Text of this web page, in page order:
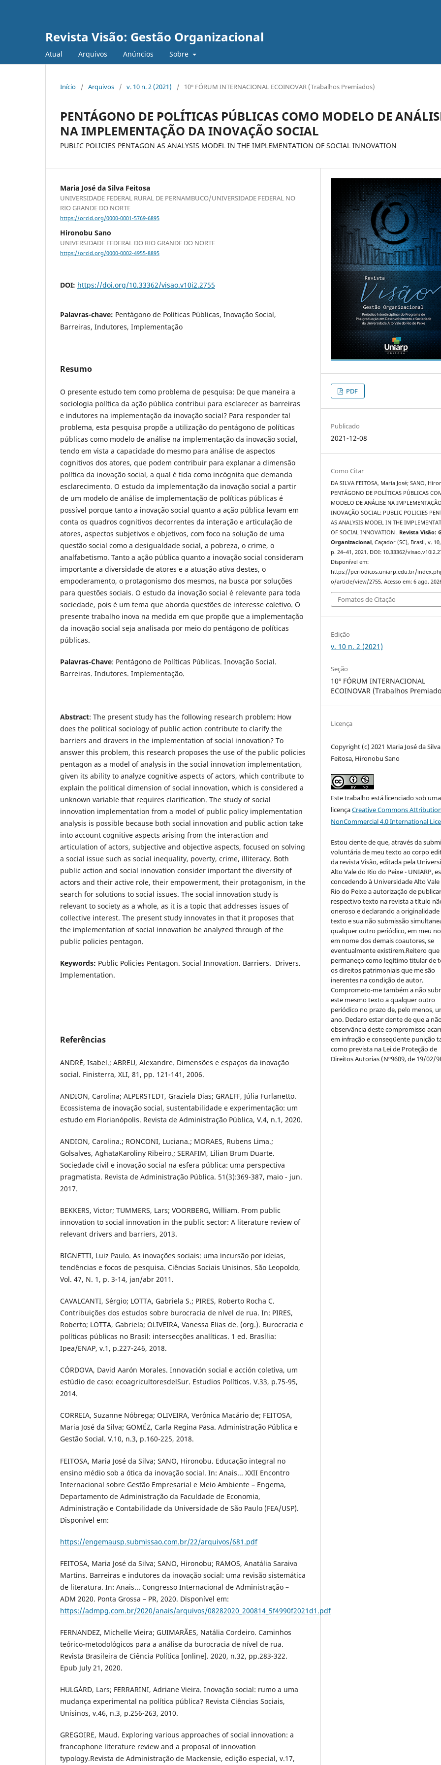
Revista Visão: Gestão Organizacional
Atual Arquivos Anúncios Sobre
Início / Arquivos / v. 10 n. 2 (2021) / 10º FÓRUM INTERNACIONAL ECOINOVAR (Trabalhos Premiados)
PENTÁGONO DE POLÍTICAS PÚBLICAS COMO MODELO DE
NA IMPLEMENTAÇÃO DA INOVAÇÃO SOCIAL
PUBLIC POLICIES PENTAGON AS ANALYSIS MODEL IN THE IMPLEMENTATION OF SOCIAL INNOVATION
Maria José da Silva Feitosa
UNIVERSIDADE FEDERAL RURAL DE PERNAMBUCO/UNIVERSIDADE FEDERAL NO
RIO GRANDE DO NORTE
https://orcid.org/0000-0001-5769-6895
Hironobu Sano
UNIVERSIDADE FEDERAL DO RIO GRANDE DO NORTE
https://orcid.org/0000-0002-4955-8895
DOI: https://doi.org/10.33362/visao.v10i2.2755
Palavras-chave: Pentágono de Políticas Públicas, Inovação Social,
Barreiras, Indutores, Implementação
Resumo
O presente estudo tem como problema de pesquisa: De que maneira a
sociologia política da ação pública contribui para esclarecer as barreiras
e indutores na implementação da inovação social? Para responder tal
problema, esta pesquisa propõe a utilização do pentágono de políticas
públicas como modelo de análise na implementação da inovação social,
tendo em vista a capacidade do mesmo para análise de aspectos
cognitivos dos atores, que podem contribuir para explanar a dimensão
política da inovação social, a qual é tida como incógnita que demanda
esclarecimento. O estudo da implementação da inovação social a partir
de um modelo de análise de implementação de políticas públicas é
possível porque tanto a inovação social quanto a ação pública levam em
conta os quadros cognitivos decorrentes da interação e articulação de
atores, aspectos subjetivos e objetivos, com foco na solução de uma
questão social como a desigualdade social, a pobreza, o crime, o
analfabetismo. Tanto a ação pública quanto a inovação social consideram
importante a diversidade de atores e a atuação ativa destes, o
empoderamento, o protagonismo dos mesmos, na busca por soluções
para questões sociais. O estudo da inovação social é relevante para toda
sociedade, pois é um tema que aborda questões de interesse coletivo. O
presente trabalho inova na medida em que propõe que a implementação
da inovação social seja analisada por meio do pentágono de políticas
públicas.
Palavras-Chave: Pentágono de Políticas Públicas. Inovação Social.
Barreiras. Indutores. Implementação.
Abstract: The present study has the following research problem: How
does the political sociology of public action contribute to clarify the
barriers and dravers in the implementation of social innovation? To
answer this problem, this research proposes the use of the public policies
pentagon as a model of analysis in the social innovation implementation,
given its ability to analyze cognitive aspects of actors, which contribute to
explain the political dimension of social innovation, which is considered a
unknown variable that requires clarification. The study of social
innovation implementation from a model of public policy implementation
analysis is possible because both social innovation and public action take
into account cognitive aspects arising from the interaction and
articulation of actors, subjective and objective aspects, focused on solving
a social issue such as social inequality, poverty, crime, illiteracy. Both
public action and social innovation consider important the diversity of
actors and their active role, their empowerment, their protagonism, in the
search for solutions to social issues. The social innovation study is
relevant to society as a whole, as it is a topic that addresses issues of
collective interest. The present study innovates in that it proposes that
the implementation of social innovation be analyzed through of the
public policies pentagon.
Keywords: Public Policies Pentagon. Social Innovation. Barriers. Drivers.
Implementation.
Referências
ANDRÉ, Isabel.; ABREU, Alexandre. Dimensões e espaços da inovação
social. Finisterra, XLI, 81, pp. 121-141, 2006.
ANDION, Carolina; ALPERSTEDT, Graziela Dias; GRAEFF, Júlia Furlanetto.
Ecossistema de inovação social, sustentabilidade e experimentação: um
estudo em Florianópolis. Revista de Administração Pública, V.4, n.1, 2020.
ANDION, Carolina.; RONCONI, Luciana.; MORAES, Rubens Lima.;
Golsalves, AghataKaroliny Ribeiro.; SERAFIM, Lilian Brum Duarte.
Sociedade civil e inovação social na esfera pública: uma perspectiva
pragmatista. Revista de Administração Pública. 51(3):369-387, maio - jun.
2017.
BEKKERS, Victor; TUMMERS, Lars; VOORBERG, William. From public
innovation to social innovation in the public sector: A literature review of
relevant drivers and barriers, 2013.
BIGNETTI, Luiz Paulo. As inovações sociais: uma incursão por ideias,
tendências e focos de pesquisa. Ciências Sociais Unisinos. São Leopoldo,
Vol. 47, N. 1, p. 3-14, jan/abr 2011.
CAVALCANTI, Sérgio; LOTTA, Gabriela S.; PIRES, Roberto Rocha C.
Contribuições dos estudos sobre burocracia de nível de rua. In: PIRES,
Roberto; LOTTA, Gabriela; OLIVEIRA, Vanessa Elias de. (org.). Burocracia e
políticas públicas no Brasil: intersecções analíticas. 1 ed. Brasília:
Ipea/ENAP, v.1, p.227-246, 2018.
CÓRDOVA, David Aarón Morales. Innovación social e acción coletiva, um
estúdio de caso: ecoagricultoresdelSur. Estudios Políticos. V.33, p.75-95,
2014.
CORREIA, Suzanne Nóbrega; OLIVEIRA, Verônica Macário de; FEITOSA,
Maria José da Silva; GOMÉZ, Carla Regina Pasa. Administração Pública e
Gestão Social. V.10, n.3, p.160-225, 2018.
FEITOSA, Maria José da Silva; SANO, Hironobu. Educação integral no
ensino médio sob a ótica da inovação social. In: Anais... XXII Encontro
Internacional sobre Gestão Empresarial e Meio Ambiente – Engema,
Departamento de Administração da Faculdade de Economia,
Administração e Contabilidade da Universidade de São Paulo (FEA/USP).
Disponível em:
https://engemausp.submissao.com.br/22/arquivos/681.pdf
FEITOSA, Maria José da Silva; SANO, Hironobu; RAMOS, Anatália Saraiva
Martins. Barreiras e indutores da inovação social: uma revisão sistemática
de literatura. In: Anais... Congresso Internacional de Administração –
ADM 2020. Ponta Grossa – PR, 2020. Disponível em:
https://admpg.com.br/2020/anais/arquivos/08282020_200814_5f4990f2021d1.pdf
FERNANDEZ, Michelle Vieira; GUIMARÃES, Natália Cordeiro. Caminhos
teórico-metodológicos para a análise da burocracia de nível de rua.
Revista Brasileira de Ciência Política [online]. 2020, n.32, pp.283-322.
Epub July 21, 2020.
HULGÅRD, Lars; FERRARINI, Adriane Vieira. Inovação social: rumo a uma
mudança experimental na política pública? Revista Ciências Sociais,
Unisinos, v.46, n.3, p.256-263, 2010.
GREGOIRE, Maud. Exploring various approaches of social innovation: a
francophone literature review and a proposal of innovation
typology.Revista de Administração de Mackensie, edição especial, v.17,
PDF
Publicado
2021-12-08
Como Citar
DA SILVA FEITOSA, Maria José; SANO,
PENTÁGONO DE POLÍTICAS PÚBLICAS
MODELO DE ANÁLISE NA
INOVAÇÃO SOCIAL: PUBLIC POLICIES
AS ANALYSIS MODEL IN THE
OF SOCIAL INNOVATION . Revista Visão:
Organizacional, Caçador (SC), Brasil, v.
p. 24–41, 2021. DOI: 10.33362/
Disponível em:
https://periodicos.uniarp.edu.br/
o/article/view/2755. Acesso em: 6 ago.
Fomatos de Citação
Edição
v. 10 n. 2 (2021)
Seção
10º FÓRUM INTERNACIONAL
ECOINOVAR (Trabalhos
Licença
Copyright (c) 2021 Maria José da Silva
Feitosa, Hironobu Sano
Este trabalho está licenciado sob uma
licençaCreative Commons
NonCommercial 4.0 International
Estou ciente de que, através da
voluntária de meu texto ao corpo
da revista Visão, editada pela
Alto Vale do Rio do Peixe - UNIARP,
concedendo à Universidade Alto
Rio do Peixe a autorização de
respectivo texto na revista a título
oneroso e declarando a
texto e sua não submissão
qualquer outro periódico, em meu
em nome dos demais coautores, se
eventualmente existirem.Reitero que
permaneço como legítimo titular de
os direitos patrimoniais que me são
inerentes na condição de autor.
Comprometo-me também a não
este mesmo texto a qualquer outro
periódico no prazo de, pelo menos,
ano. Declaro estar ciente de que a
observância deste compromisso
em infração e conseqüente punição
como prevista na Lei de Proteção de
Direitos Autorias (Nº9609, de 19/02/